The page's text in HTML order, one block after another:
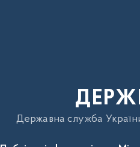
Державна служба